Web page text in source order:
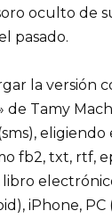
oculto de
pasado.
la versión
de Tamy
fb2, txt, rtf,
iPhone, PC